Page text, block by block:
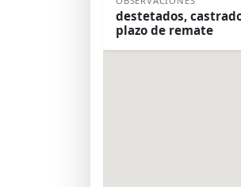
destetados,
plazo de remate